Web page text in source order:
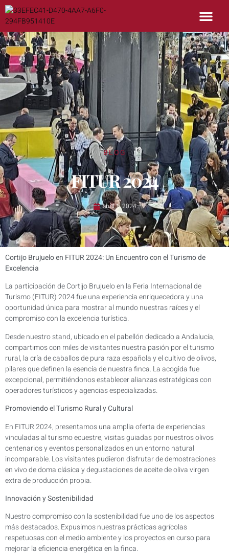
BLOG
FITUR 2024
abril 1, 2024
Cortijo Brujuelo en FITUR 2024: Un Encuentro con el Turismo de
Excelencia
La participación de Cortijo Brujuelo en la Feria Internacional de
Turismo (FITUR) 2024 fue una experiencia enriquecedora y una
oportunidad única para mostrar al mundo nuestras raíces y el
compromiso con la excelencia turística.
Desde nuestro stand, ubicado en el pabellón dedicado a Andalucía,
compartimos con miles de visitantes nuestra pasión por el turismo
rural, la cría de caballos de pura raza española y el cultivo de olivos,
pilares que definen la esencia de nuestra finca. La acogida fue
excepcional, permitiéndonos establecer alianzas estratégicas con
operadores turísticos y agencias especializadas.
Promoviendo el Turismo Rural y Cultural
En FITUR 2024, presentamos una amplia oferta de experiencias
vinculadas al turismo ecuestre, visitas guiadas por nuestros olivos
centenarios y eventos personalizados en un entorno natural
incomparable. Los visitantes pudieron disfrutar de demostraciones
en vivo de doma clásica y degustaciones de aceite de oliva virgen
extra de producción propia.
Innovación y Sostenibilidad
Nuestro compromiso con la sostenibilidad fue uno de los aspectos
más destacados. Expusimos nuestras prácticas agrícolas
respetuosas con el medio ambiente y los proyectos en curso para
mejorar la eficiencia energética en la finca.